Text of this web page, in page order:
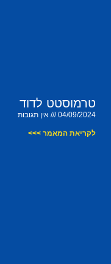
טרמוסטט לדוד
04/09/2024 אין תגובות
לקריאת המאמר >>>